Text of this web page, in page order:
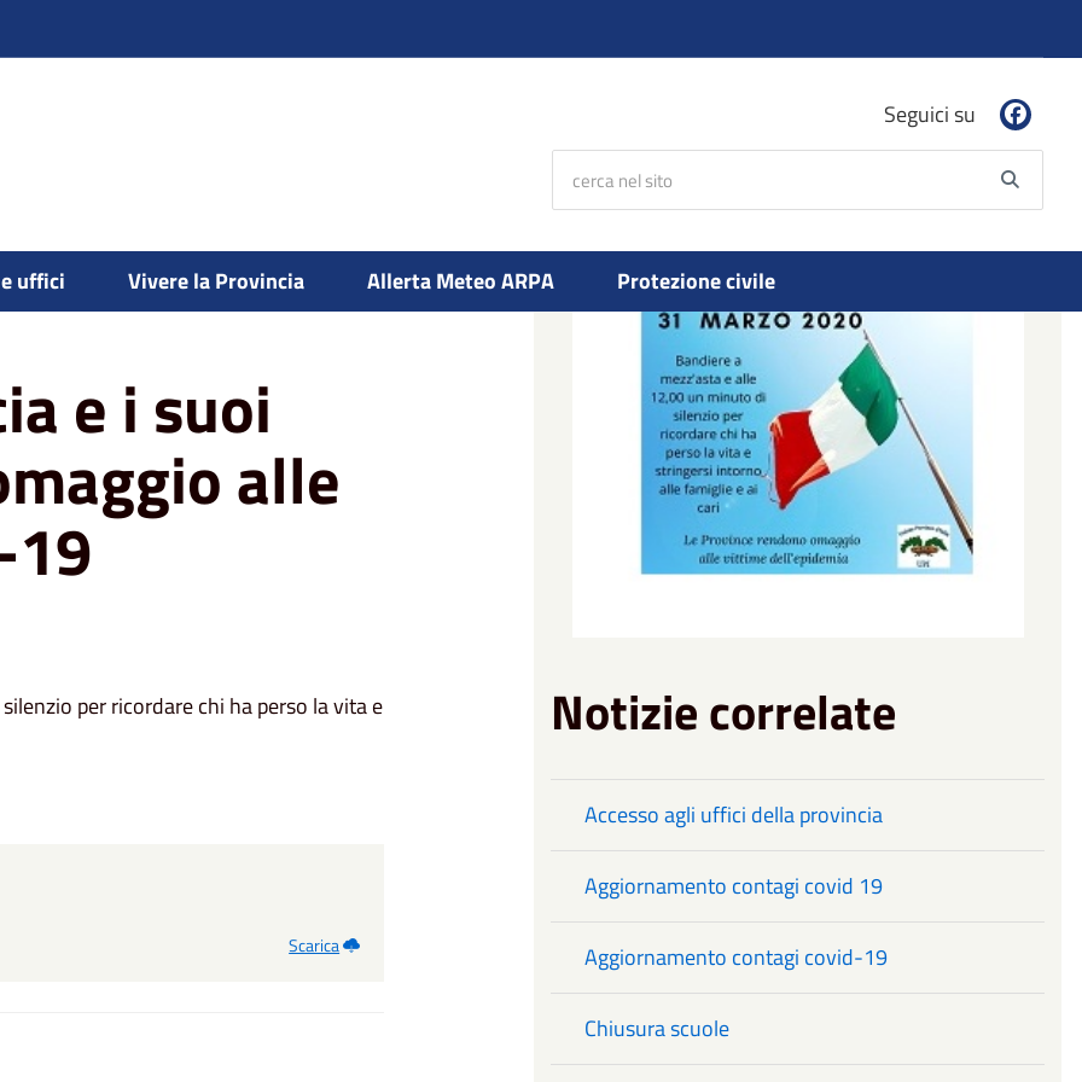
Seguici su
uffici Vivere la Provincia Allerta Meteo ARPA Protezione civile
rendono omaggio alle vittime del
e i suoi
alle
19
per ricordare chi ha perso la vita e
Scarica
Notizie correlate
Accesso agli uffici della provincia
Aggiornamento contagi covid 19
Aggiornamento contagi covid-19
Chiusura scuole